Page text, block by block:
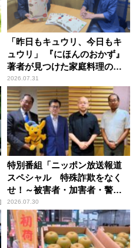
「昨日もキュウリ、今日もキ
ュウリ」 『にほんのおかず』
著者が見つけた家庭料理の知
恵
2026.07.31
特別番組「ニッポン放送報道
スペシャル 特殊詐欺をなく
せ！～被害者・加害者・警視
庁が語るトクリュウの実態
～」放送
2026.07.30